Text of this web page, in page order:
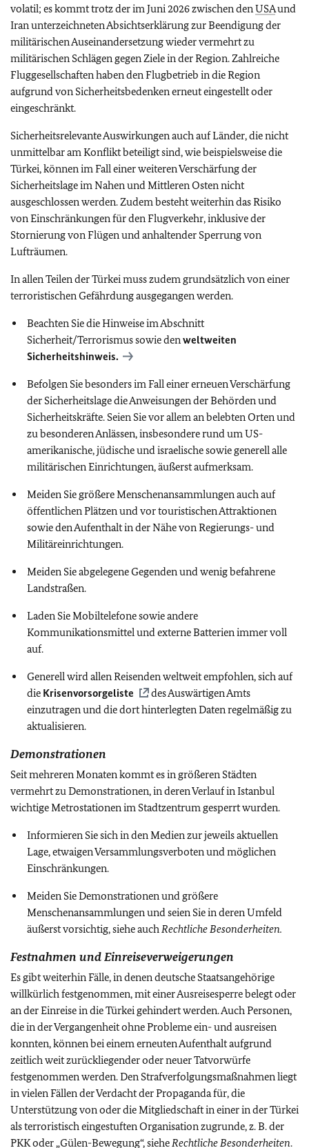
volatil; es kommt trotz der im Juni 2026 zwischen denUSAund
Iran unterzeichneten Absichtserklärung zur Beendigung der
militärischen Auseinandersetzung wieder vermehrt zu
militärischen Schlägen gegen Ziele in der Region. Zahlreiche
Fluggesellschaften haben den Flugbetrieb in die Region
aufgrund von Sicherheitsbedenken erneut eingestellt oder
eingeschränkt.
Sicherheitsrelevante Auswirkungen auch auf Länder, die nicht
unmittelbar am Konflikt beteiligt sind, wie beispielsweise die
Türkei, können im Fall einer weiteren Verschärfung der
Sicherheitslage im Nahen und Mittleren Osten nicht
ausgeschlossen werden. Zudem besteht weiterhin das Risiko
von Einschränkungen für den Flugverkehr, inklusive der
Stornierung von Flügen und anhaltender Sperrung von
Lufträumen.
In allen Teilen der Türkei muss zudem grundsätzlich von einer
terroristischen Gefährdung ausgegangen werden.
Beachten Sie die Hinweise im Abschnitt
Sicherheit/Terrorismus sowie denweltweiten
Sicherheitshinweis.
Befolgen Sie besonders im Fall einer erneuen Verschärfung
der Sicherheitslage die Anweisungen der Behörden und
Sicherheitskräfte. Seien Sie vor allem an belebten Orten und
zu besonderen Anlässen, insbesondere rund um US-
amerikanische, jüdische und israelische sowie generell alle
militärischen Einrichtungen, äußerst aufmerksam.
Meiden Sie größere Menschenansammlungen auch auf
öffentlichen Plätzen und vor touristischen Attraktionen
sowie den Aufenthalt in der Nähe von Regierungs- und
Militäreinrichtungen.
Meiden Sie abgelegene Gegenden und wenig befahrene
Landstraßen.
Laden Sie Mobiltelefone sowie andere
Kommunikationsmittel und externe Batterien immer voll
auf.
Generell wird allen Reisenden weltweit empfohlen, sich auf
die Krisenvorsorgeliste
des Auswärtigen Amts
einzutragen und die dort hinterlegten Daten regelmäßig zu
aktualisieren.
Demonstrationen
Seit mehreren Monaten kommt es in größeren Städten
vermehrt zu Demonstrationen, in deren Verlauf in Istanbul
wichtige Metrostationen im Stadtzentrum gesperrt wurden.
Informieren Sie sich in den Medien zur jeweils aktuellen
Lage, etwaigen Versammlungsverboten und möglichen
Einschränkungen.
Meiden Sie Demonstrationen und größere
Menschenansammlungen und seien Sie in deren Umfeld
äußerst vorsichtig, siehe auchRechtliche Besonderheiten.
Festnahmen und Einreiseverweigerungen
Es gibt weiterhin Fälle, in denen deutsche Staatsangehörige
willkürlich festgenommen, mit einer Ausreisesperre belegt oder
an der Einreise in die Türkei gehindert werden. Auch Personen,
die in der Vergangenheit ohne Probleme ein- und ausreisen
konnten, können bei einem erneuten Aufenthalt aufgrund
zeitlich weit zurückliegender oder neuer Tatvorwürfe
festgenommen werden. Den Strafverfolgungsmaßnahmenliegt
in vielen Fällen der Verdacht der Propaganda für, die
Unterstützung von oder die Mitgliedschaft in einer in der Türkei
als terroristisch eingestuften Organisation zugrunde, z. B. der
PKK oder „Gülen-Bewegung“, sieheRechtliche Besonderheiten.